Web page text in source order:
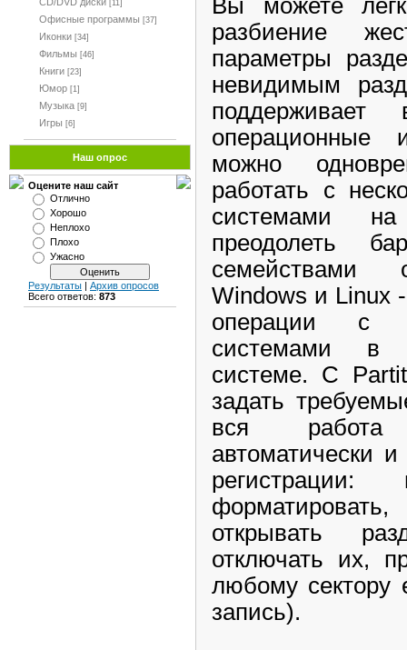
[11]
Офисные программы [37]
Иконки [34]
Фильмы [46]
Книги [23]
Юмор [1]
Музыка [9]
Игры [6]
Наш опрос
Оцените наш сайт
Отлично
Хорошо
Неплохо
Плохо
Ужасно
Результаты | Архив опросов
Всего ответов: 873
Вы можете
разбиение
параметры
невидимым
поддерживает
можно
работать с
системами
преодолеть
семействами
Windows и Linux
операции с
системами в
системе. С
задать
вся работа
автоматически
регистрации:
открывать
отключать их,
любому сектору
запись).